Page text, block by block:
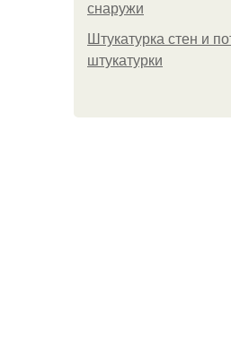
снаружи
Штукатурка стен и
штукатурки